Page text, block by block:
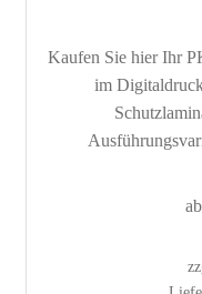
Kaufen Sie hier Ihr
im
ab